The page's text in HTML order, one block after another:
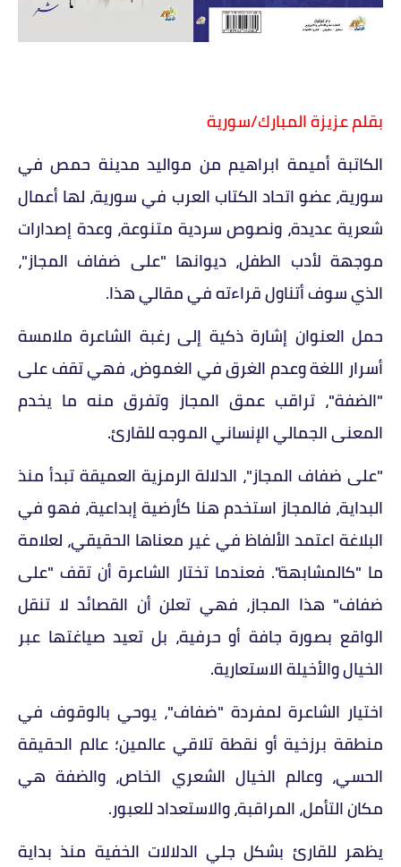
بقلم عزيزة المبارك/سورية
الكاتبة أميمة ابراهيم من مواليد مدينة حمص في
سورية، عضو اتحاد الكتاب العرب في سورية، لها أعمال
شعرية عديدة، ونصوص سردية متنوعة، وعدة إصدارات
موجهة لأدب الطفل، ديوانها "على ضفاف المجاز"،
الذي سوف أتناول قراءته في مقالي هذا.
حمل العنوان إشارة ذكية إلى رغبة الشاعرة ملامسة
أسرار اللغة وعدم الغرق في الغموض، فهي تقف على
"الضفة"، تراقب عمق المجاز وتفرق منه ما يخدم
المعنى الجمالي الإنساني الموجه للقارئ.
"على ضفاف المجاز"، الدلالة الرمزية العميقة تبدأ منذ
البداية، فالمجاز استخدم هنا كأرضية إبداعية، فهو في
البلاغة اعتمد الألفاظ في غير معناها الحقيقي، لعلامة
ما "كالمشابهة". فعندما تختار الشاعرة أن تقف "على
ضفاف" هذا المجاز، فهي تعلن أن القصائد لا تنقل
الواقع بصورة جافة أو حرفية، بل تعيد صياغتها عبر
الخيال والأخيلة الاستعارية.
اختيار الشاعرة لمفردة "ضفاف"، يوحي بالوقوف في
منطقة برزخية أو نقطة تلاقي عالمين؛ عالم الحقيقة
الحسي، وعالم الخيال الشعري الخاص، والضفة هي
مكان التأمل، المراقبة، والاستعداد للعبور.
يظهر للقارئ بشكل جلي الدلالات الخفية منذ بداية